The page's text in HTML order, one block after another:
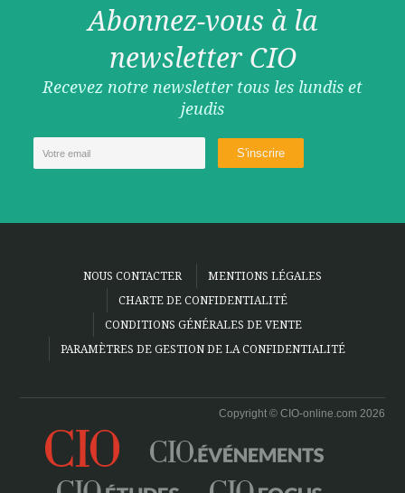
Abonnez-vous à la
newsletter CIO
Recevez notre newsletter tous les lundis et
jeudis
NOUS CONTACTER
MENTIONS LÉGALES
CHARTE DE CONFIDENTIALITÉ
CONDITIONS GÉNÉRALES DE VENTE
PARAMÈTRES DE GESTION DE LA CONFIDENTIALITÉ
Copyright © CIO-online.com 2026